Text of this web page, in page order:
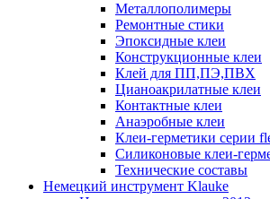
Металлополимеры
Ремонтные стики
Эпоксидные клеи
Конструкционные клеи
Клей для ПП,ПЭ,ПВХ
Цианоакрилатные клеи
Контактные клеи
Анаэробные клеи
Клеи-герметики серии
Силиконовые клеи-
Технические составы
Немецкий инструмент Klauke